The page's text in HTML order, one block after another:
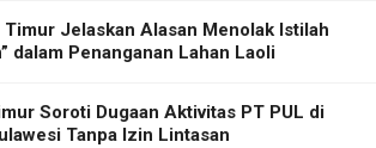
Timur Jelaskan Alasan Menolak Istilah
dalam Penanganan Lahan Laoli
Soroti Dugaan Aktivitas PT PUL di
Tanpa Izin Lintasan